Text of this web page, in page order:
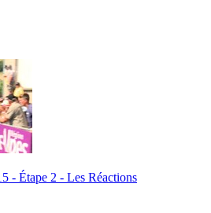
- Étape 2 - Les Réactions